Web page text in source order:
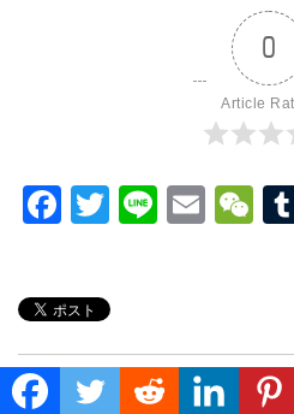
0
Article
F
e
b
o
T
er
Li
E
W
at